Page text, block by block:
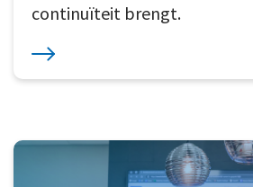
continuïteit brengt.